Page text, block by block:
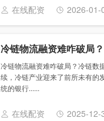
在线配资 2026-01-
冷链物流融资难咋破局
冷链物流融资难咋破局？冷链数
续，冷链产业迎来了前所未有的
统的银行......
在线配资 2025-12-